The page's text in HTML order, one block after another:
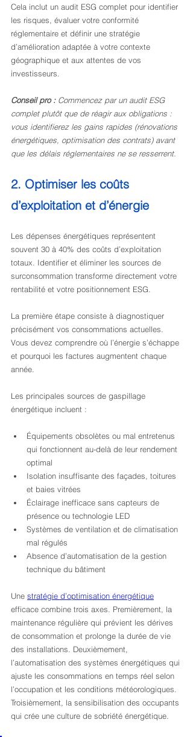
Cela inclut un audit ESG complet pour identifier
les risques, évaluer votre conformité
réglementaire et définir une stratégie
d’amélioration adaptée à votre contexte
géographique et aux attentes de vos
investisseurs.
Conseil pro : Commencez par un audit ESG
complet plutôt que de réagir aux obligations :
vous identifierez les gains rapides (rénovations
énergétiques, optimisation des contrats) avant
que les délais réglementaires ne se resserrent.
2. Optimiser les coûts
d’exploitation et d’énergie
Les dépenses énergétiques représentent
souvent 30 à 40% des coûts d’exploitation
totaux. Identifier et éliminer les sources de
surconsommation transforme directement votre
rentabilité et votre positionnement ESG.
La première étape consiste à diagnostiquer
précisément vos consommations actuelles.
Vous devez comprendre où l’énergie s’échappe
et pourquoi les factures augmentent chaque
année.
Les principales sources de gaspillage
énergétique incluent :
Équipements obsolètes ou mal entretenus
qui fonctionnent au-delà de leur rendement
optimal
Isolation insuffisante des façades, toitures
et baies vitrées
Éclairage inefficace sans capteurs de
présence ou technologie LED
Systèmes de ventilation et de climatisation
mal régulés
Absence d’automatisation de la gestion
technique du bâtiment
Une stratégie d’optimisation énergétique
efficace combine trois axes. Premièrement, la
maintenance régulière qui prévient les dérives
de consommation et prolonge la durée de vie
des installations. Deuxièmement,
l’automatisation des systèmes énergétiques qui
ajuste les consommations en temps réel selon
l’occupation et les conditions météorologiques.
Troisièmement, la sensibilisation des occupants
qui crée une culture de sobriété énergétique.